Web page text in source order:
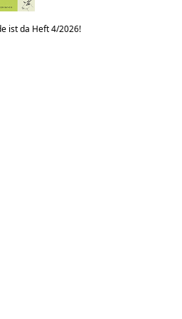
ist da Heft 4/2026!